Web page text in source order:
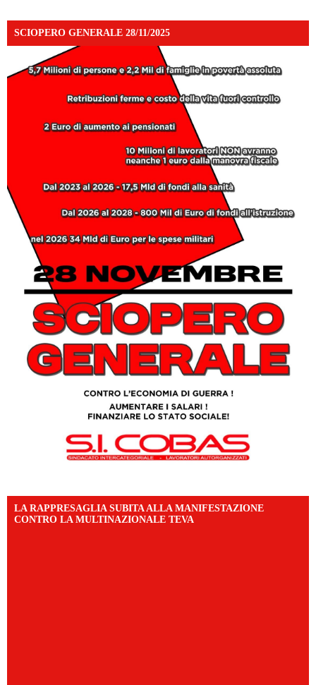
SCIOPERO GENERALE 28/11/2025
LA RAPPRESAGLIA SUBITA ALLA MANIFESTAZIONE
CONTRO LA MULTINAZIONALE TEVA